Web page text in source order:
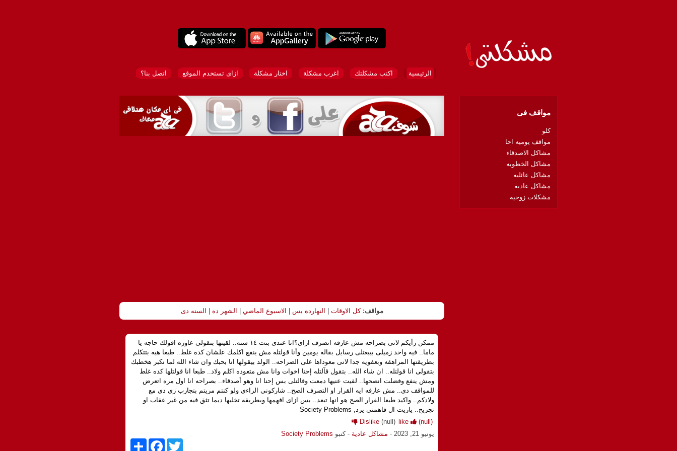
الرئيسية اكتب مشكلتك اغرب مشكلة اختار مشكلة ازاى تستخدم الموقع اتصل بنا؟
مواقف: كل الاوقات | النهارده بس | الاسبوع الماضي | الشهر ده | السنه دى
ممكن رأيكم لانى بصراحه مش عارفه اتصرف ازاى؟انا عندى بنت ١٤ سنه.. لقيتها بتقولى عاوزه اقولك حاجه يا
ماما.. فيه واحد زميلى بيبعتلى رسايل بقاله يومين وأنا قولتله مش ينفع اكلمك علشان كده غلط.. طبعا هيه بتتكلم
بطريقتها المراهقه وبعفويه جدا لانى معوداها على الصراحه.. الولد بيقولها انا بحبك وان شاء الله لما نكبر هخطبك
بتقولى انا قولتله.. ان شاء الله.. بتقول قآلتله إحنا اخوات وانا مش متعوده اكلم ولاد.. طبعا انا قولتلها كده غلط
ومش ينفع وفضلت انصحها.. لقيت عنيها دمعت وقالتلى بس إحنا انا وهو أصدقاء.. بصراحه انا اول مره اتعرض
للمواقف دى.. مش عارفه ايه القرار او التصرف الصح.. شاركونى الراءى ولو كنتم مريتم بتجارب زى دى مع
ولادكم.. واكيد طبعا القرار الصح هو انها تبعد.. بس ازاى افهمها وبطريقه تخليها ديما تثق فيه من غير عقاب او
تجريح.. ياريت ال فاهمنى يرد, Society Problems
like
(null)
(null)
Dislike
يونيو 21, 2023
- مشاكل عادية - كتبو Society Problems
S
F
T
مواقف فى
كلو
مواقف يوميه احا
مشاكل الاصدقاء
مشاكل الخطوبه
مشاكل عائليه
مشاكل عادية
مشكلات زوجية